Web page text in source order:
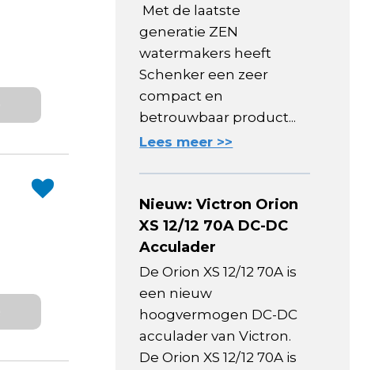
Met de laatste
generatie ZEN
watermakers heeft
Schenker een zeer
compact en
betrouwbaar product...
Lees meer >>
Nieuw: Victron Orion
XS 12/12 70A DC-DC
Acculader
De Orion XS 12/12 70A is
een nieuw
hoogvermogen DC-DC
acculader van Victron.
De Orion XS 12/12 70A is